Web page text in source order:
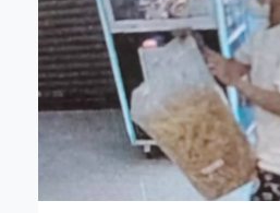
前的母親捱撞後倒在車旁不斷
事後趕快起身走回行人路，更
間不斷哀嚎尖叫。 台灣傳媒指
上，地點為台北市大安區復興
方則實，涉事的65歲楊姓母親
大礙，當場表示不需送院，
司機自稱駕駛表示沒看到母女
常抱歉，表示願意賠償，但因